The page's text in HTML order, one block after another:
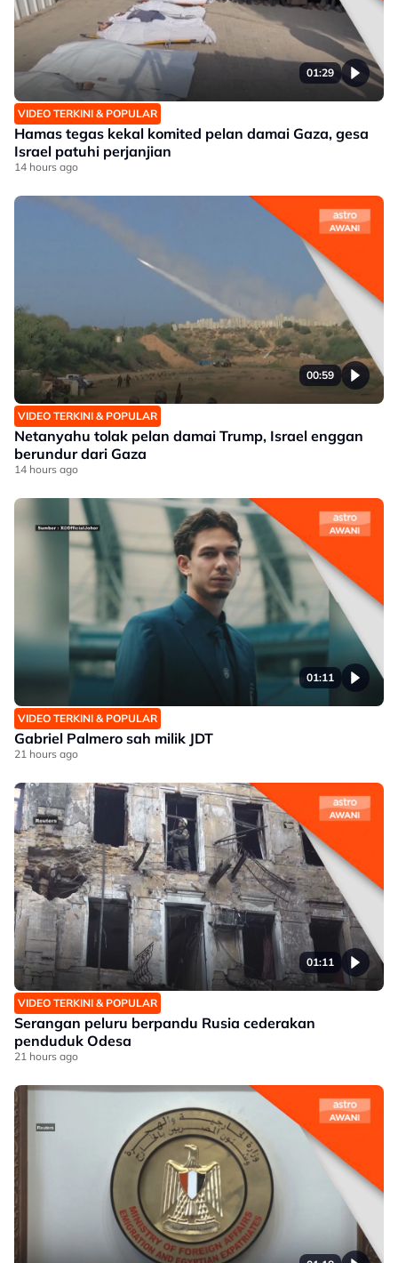
01:29
VIDEO TERKINI & POPULAR
Hamas tegas kekal komited pelan damai Gaza, gesa
Israel patuhi perjanjian
14 hours ago
00:59
VIDEO TERKINI & POPULAR
Netanyahu tolak pelan damai Trump, Israel enggan
berundur dari Gaza
14 hours ago
01:11
VIDEO TERKINI & POPULAR
Gabriel Palmero sah milik JDT
21 hours ago
01:11
VIDEO TERKINI & POPULAR
Serangan peluru berpandu Rusia cederakan
penduduk Odesa
21 hours ago